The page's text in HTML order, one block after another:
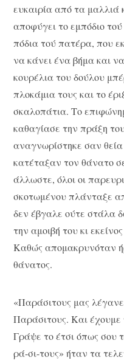
ευκαιρία από τα μαλλιά
αποφύγει το εμπόδιο
πόδια τού πατέρα, που
να κάνει ένα βήμα και
κουρέλια του δούλου
πλοκάμια τους και το
σκαλοπάτια. Το
καθαγίασε την πράξη
αναγνωρίστηκε σαν θεία
κατέταξαν τον θάνατο
άλλωστε, όλοι οι
σκοτωμένου πλάνταξε
δεν έβγαλε ούτε στάλα
την αμοιβή του κι
Καθώς απομακρυνόταν
θάνατος.
«Παράσιτους μας
Παράσιτους. Και
Γράψε το έτσι όπως σου
ρά-σι-τους» ήταν τα